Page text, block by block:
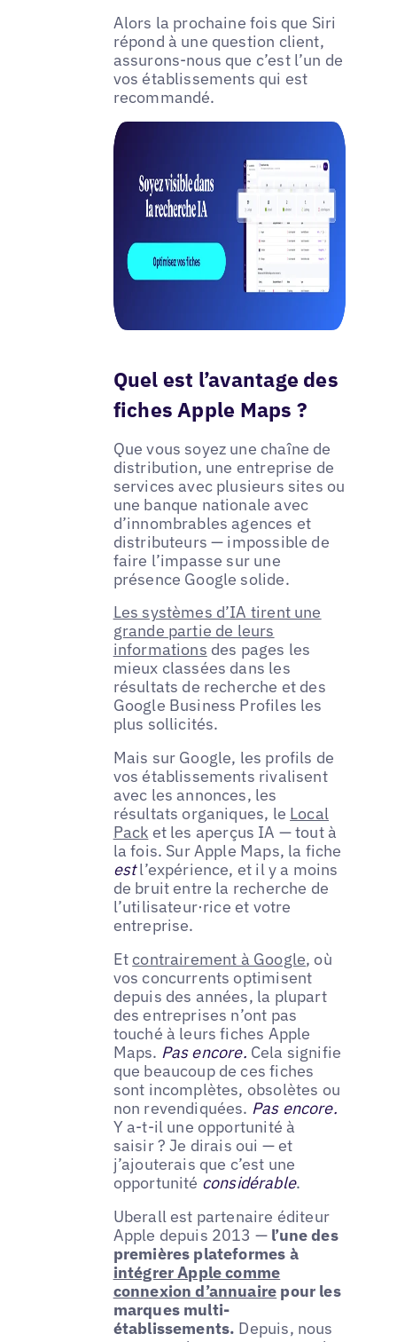
Alors la prochaine fois que Siri
répond à une question client,
assurons-nous que c’est l’un de
vos établissements qui est
recommandé.
Quel est l’avantage des
fiches Apple Maps ?
Que vous soyez une chaîne de
distribution, une entreprise de
services avec plusieurs sites ou
une banque nationale avec
d’innombrables agences et
distributeurs — impossible de
faire l’impasse sur une
présence Google solide.
Les systèmes d’IA tirent une
grande partie de leurs
informations des pages les
mieux classées dans les
résultats de recherche et des
Google Business Profiles les
plus sollicités.
Mais sur Google, les profils de
vos établissements rivalisent
avec les annonces, les
résultats organiques, le Local
Pack et les aperçus IA — tout à
la fois. Sur Apple Maps, la fiche
estl’expérience, et il y a moins
de bruit entre la recherche de
l’utilisateur·rice et votre
entreprise.
Etcontrairement à Google, où
vos concurrents optimisent
depuis des années, la plupart
des entreprises n’ont pas
touché à leurs fiches Apple
Maps. Pas encore. Cela signifie
que beaucoup de ces fiches
sont incomplètes, obsolètes ou
non revendiquées. Pas encore.
Y a-t-il une opportunité à
saisir ? Je dirais oui — et
j’ajouterais que c’est une
opportunité considérable.
Uberall est partenaire éditeur
Apple depuis 2013 — l’une des
premières plateformes à
intégrer Apple comme
connexion d’annuaire pour les
marques multi-
établissements. Depuis, nous